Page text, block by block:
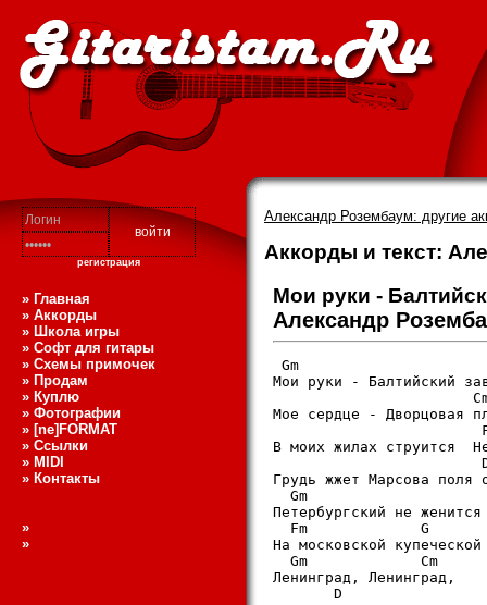
регистрация
Александр Розембаум: другие
Аккорды и текст:
» Главная
» Аккорды
» Школа игры
» Софт для гитары
» Схемы примочек
» Продам
» Куплю
» Фотографии
» [ne]FORMAT
» Ссылки
» MIDI
» Контакты
»
»
Мои руки -
Александр
Gm
Мои руки - Балтийский
Мое сердце - Дворцовая
В моих жилах струится
Грудь жжет Марсова поля
  Gm
Петербургский не женится
Fm             G
На московской
  Gm             Cm
Ленинград, Ленинград,
D